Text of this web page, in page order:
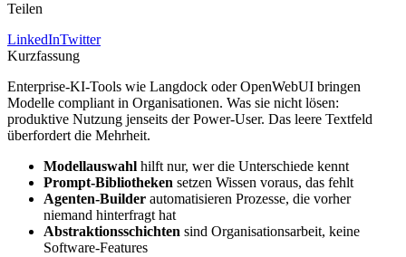
Teilen
LinkedInTwitter
Kurzfassung
Enterprise-KI-Tools wie Langdock oder OpenWebUI bringen
Modelle compliant in Organisationen. Was sie nicht lösen:
produktive Nutzung jenseits der Power-User. Das leere Textfeld
überfordert die Mehrheit.
Modellauswahl hilft nur, wer die Unterschiede kennt
Prompt-Bibliotheken setzen Wissen voraus, das fehlt
Agenten-Builder automatisieren Prozesse, die vorher
niemand hinterfragt hat
Abstraktionsschichten sind Organisationsarbeit, keine
Software-Features